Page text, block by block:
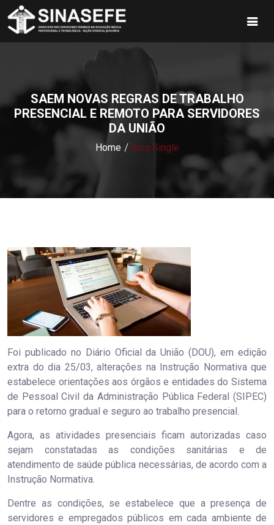
SAEM NOVAS REGRAS DE TRABALHO
PRESENCIAL E REMOTO PARA SERVIDORES
DA UNIÃO
Home Blog Single
Foi publicado no Diário Oficial da União (DOU), em edição
extra do dia 25/03, alterações na Instrução Normativa que
estabelece orientações aos órgãos e entidades do Sistema
de Pessoal Civil da Administração Pública Federal (SIPEC)
para o retorno gradual e seguro ao trabalho presencial.
Agora, as atividades presenciais ficam autorizadas caso
sejam constatadas as condições sanitárias e de
atendimento de saúde pública necessárias, de acordo com a
Instrução Normativa.
Dentre as condições, se estabelece que a presença de
servidores e empregados públicos em cada ambiente de